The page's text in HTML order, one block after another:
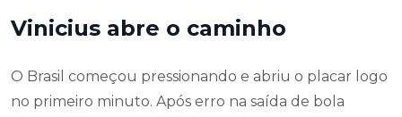
Vinicius abre o caminho
O Brasil começou pressionando e abriu o placar logo
no primeiro minuto. Após erro na saída de bola